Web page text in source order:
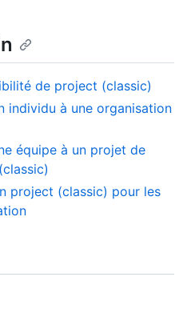
de project (classic)
individu à une organisation
équipe à un projet de
project (classic) pour les